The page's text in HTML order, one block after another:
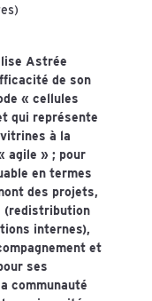
Astrée
de son
« cellules
qui représente
à la
agile » ; pour
en termes
des projets,
(redistribution
internes),
et
ses
communauté